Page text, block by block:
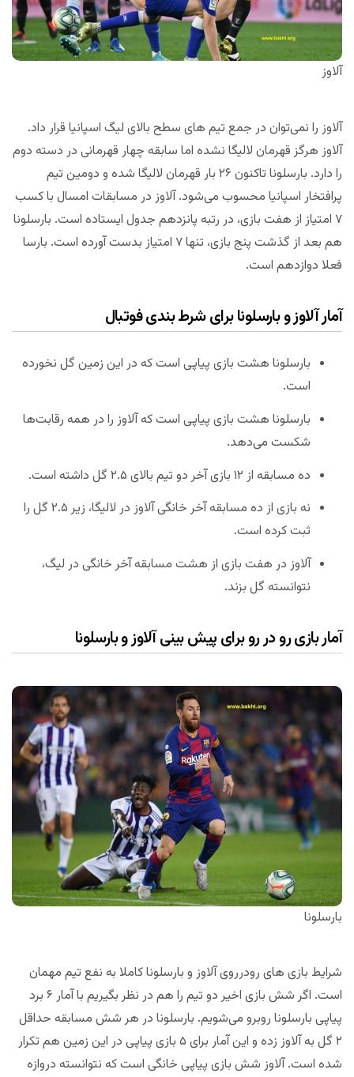
آلاوز
آلاوز را نمی‌توان در جمع تیم های سطح بالای لیگ اسپانیا قرار داد.
آلاوز هرگز قهرمان لالیگا نشده اما سابقه چهار قهرمانی در دسته دوم
را دارد. بارسلونا تاکنون ۲۶ بار قهرمان لالیگا شده و دومین تیم
پرافتخار اسپانیا محسوب می‌شود. آلاوز در مسابقات امسال با کسب
۷ امتیاز از هفت بازی، در رتبه پانزدهم جدول ایستاده است. بارسلونا
هم بعد از گذشت پنج بازی، تنها ۷ امتیاز بدست آورده است. بارسا
فعلا دوازدهم است.
آمار آلاوز و بارسلونا برای شرط بندی فوتبال
بارسلونا هشت بازی پیاپی است که در این زمین گل نخورده
است.
بارسلونا هشت بازی پیاپی است که آلاوز را در همه رقابت‌ها
شکست می‌دهد.
ده مسابقه از ۱۲ بازی آخر دو تیم بالای ۲.۵ گل داشته است.
نه بازی از ده مسابقه آخر خانگی آلاوز در لالیگا، زیر ۲.۵ گل را
ثبت کرده است.
آلاوز در هفت بازی از هشت مسابقه آخر خانگی در لیگ،
نتوانسته گل بزند.
آمار بازی رو در رو برای پیش بینی آلاوز و بارسلونا
بارسلونا
شرایط بازی های رودرروی آلاوز و بارسلونا کاملا به نفع تیم مهمان
است. اگر شش بازی اخیر دو تیم را هم در نظر بگیریم با آمار ۶ برد
پیاپی بارسلونا روبرو می‌شویم. بارسلونا در هر شش مسابقه حداقل
۲ گل به آلاوز زده و این آمار برای ۵ بازی پیاپی در این زمین هم تکرار
شده است. آلاوز شش بازی پیاپی خانگی است که نتوانسته دروازه